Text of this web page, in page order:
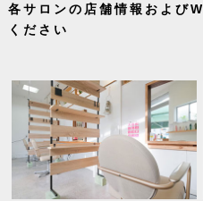
各サロンの店舗情報および
ください